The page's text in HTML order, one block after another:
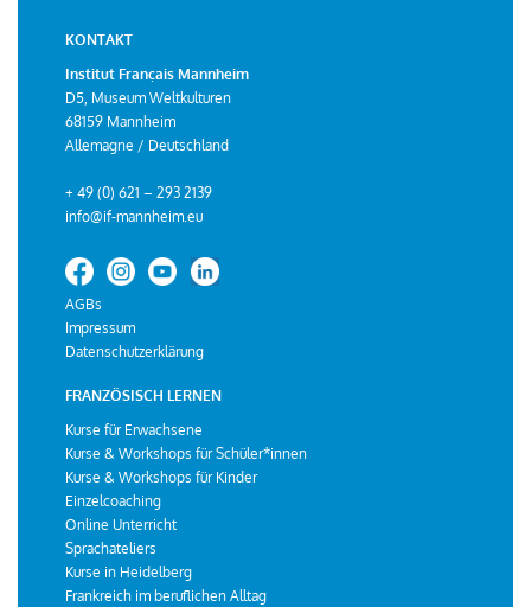
KONTAKT
Institut Français Mannheim
D5, Museum Weltkulturen
68159 Mannheim
Allemagne / Deutschland
+ 49 (0) 621 – 293 2139
info@if-mannheim.eu
AGBs
Impressum
Datenschutzerklärung
FRANZÖSISCH LERNEN
Kurse für Erwachsene
Kurse & Workshops für Schüler*innen
Kurse & Workshops für Kinder
Einzelcoaching
Online Unterricht
Sprachateliers
Kurse in Heidelberg
Frankreich im beruflichen Alltag